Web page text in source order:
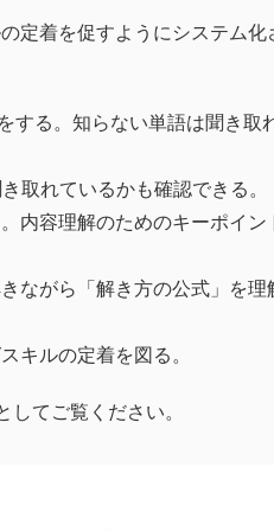
定着を促すようにシステム化
する。知らない単語は聞き取
取れているかも確認できる。
内容理解のためのキーポイン
ながら「解き方の公式」を理
ルの定着を図る。
てご覧ください。